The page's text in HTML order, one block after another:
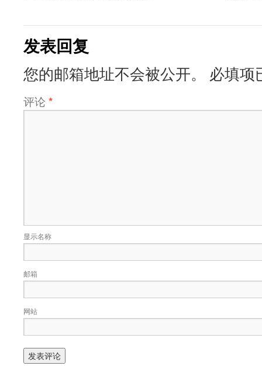
发表回复
您的邮箱地址不会被公开。 必填项
评论 *
显示名称
邮箱
网站